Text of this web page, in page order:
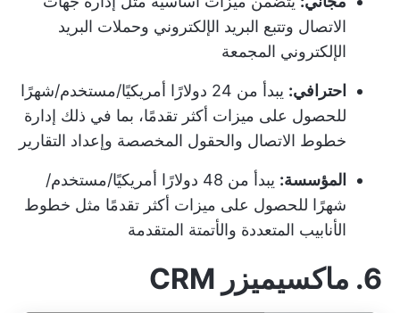
الاتصال وتتبع البريد الإلكتروني وحملات البريد
الإلكتروني المجمعة
احترافي:
يبدأ من 24 دولارًا أمريكيًا/مستخدم/شهرًا
للحصول على ميزات أكثر تقدمًا، بما في ذلك إدارة
خطوط الاتصال والحقول المخصصة وإعداد التقارير
المؤسسة:
يبدأ من 48 دولارًا أمريكيًا/مستخدم/
شهرًا للحصول على ميزات أكثر تقدمًا مثل خطوط
الأنابيب المتعددة والأتمتة المتقدمة
6. ماكسيميزر CRM